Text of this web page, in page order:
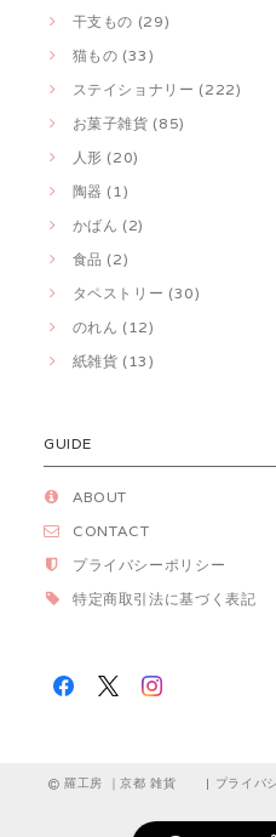
干支もの (29)
猫もの (33)
ステイショナリー (222)
お菓子雑貨 (85)
人形 (20)
陶器 (1)
かばん (2)
食品 (2)
タペストリー (30)
のれん (12)
紙雑貨 (13)
GUIDE
ABOUT
CONTACT
プライバシーポリシー
特定商取引法に基づく表記
羅工房 ｜京都 雑貨 | プライバ